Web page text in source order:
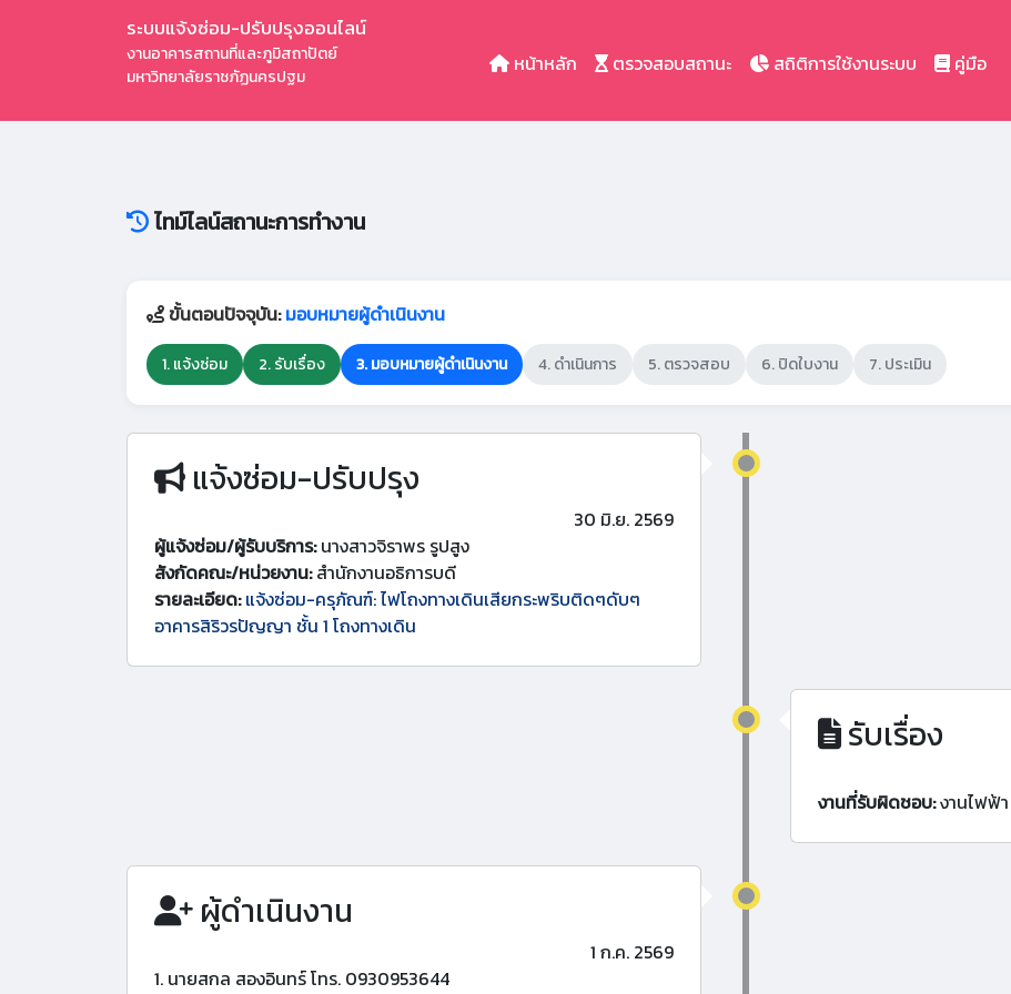
ระบบแจ้งซ่อม-ปรับปรุงออนไลน์
งานอาคารสถานที่และภูมิสถาปัตย์
มหาวิทยาลัยราชภัฏนครปฐม
หน้าหลัก ตรวจสอบสถานะ สถิติการใช้งานระบบ คู่มือ
ไทม์ไลน์สถานะการทำงาน
ขั้นตอนปัจจุบัน:มอบหมายผู้ดำเนินงาน
1. แจ้งซ่อม 2. รับเรื่อง 3. มอบหมายผู้ดำเนินงาน 4. ดำเนินการ 5. ตรวจสอบ 6. ปิดใบงาน 7. ประเมิน
แจ้งซ่อม-ปรับปรุง
30 มิ.ย. 2569
ผู้แจ้งซ่อม/ผู้รับบริการ:นางสาวจิราพร รูปสูง
สังกัดคณะ/หน่วยงาน:สำนักงานอธิการบดี
รายละเอียด: แจ้งซ่อม-ครุภัณฑ์: ไฟโถงทางเดินเสียกระพริบติดๆดับๆ
อาคารสิริวรปัญญา ชั้น 1 โถงทางเดิน
รับเรื่อง
งานที่รับผิดชอบ:งานไฟฟ้า
ผู้ดำเนินงาน
1 ก.ค. 2569
1. นายสกล สองอินทร์ โทร. 0930953644